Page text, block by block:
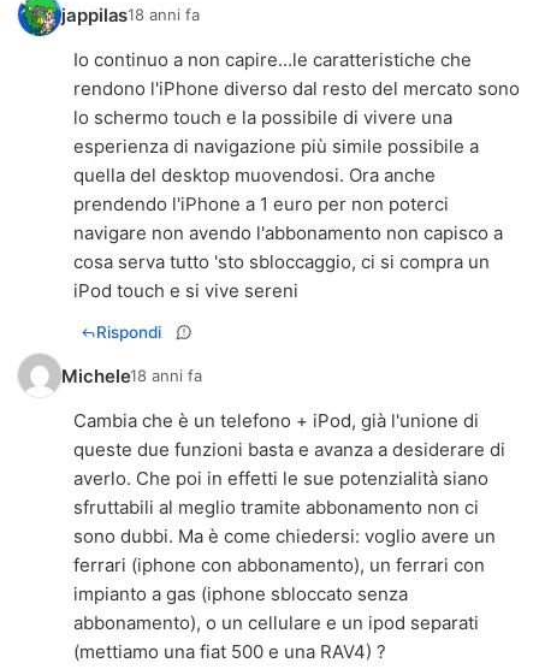
jappilas18 anni fa
Io continuo a non capire...le caratteristiche che
rendono l'iPhone diverso dal resto del mercato sono
lo schermo touch e la possibile di vivere una
esperienza di navigazione più simile possibile a
quella del desktop muovendosi. Ora anche
prendendo l'iPhone a 1 euro per non poterci
navigare non avendo l'abbonamento non capisco a
cosa serva tutto 'sto sbloccaggio, ci si compra un
iPod touch e si vive sereni
Rispondi
Michele18 anni fa
Cambia che è un telefono + iPod, già l'unione di
queste due funzioni basta e avanza a desiderare di
averlo. Che poi in effetti le sue potenzialità siano
sfruttabili al meglio tramite abbonamento non ci
sono dubbi. Ma è come chiedersi: voglio avere un
ferrari (iphone con abbonamento), un ferrari con
impianto a gas (iphone sbloccato senza
abbonamento), o un cellulare e un ipod separati
(mettiamo una fiat 500 e una RAV4) ?